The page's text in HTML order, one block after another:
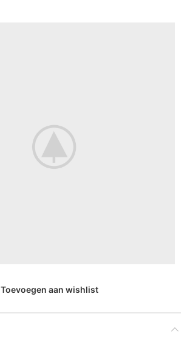
Toevoegen aan wishlist